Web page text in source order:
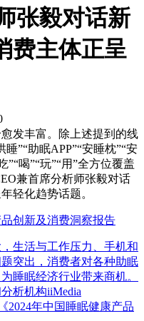
张毅对话新
费主体正呈
发丰富。除上述提到的线
”“助眠APP”“安睡枕”“安
喝”“玩”“用”全方位覆盖
兼首席分析师张毅对话
轻化趋势话题。
创新及消费洞察报告
生活与工作压力、手机和
突出，消费者对各种助眠
睡眠经济行业带来商机。
析机构iiMedia
2024年中国睡眠健康产品